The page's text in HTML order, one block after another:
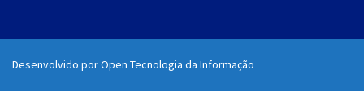
Desenvolvido por Open Tecnologia da Informação